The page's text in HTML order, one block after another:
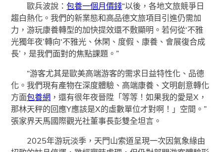
歐兵波說：包養一個月價錢“以後，各地文旅競爭日
趨白熱化。我們的新業態和高品德文旅項目引進仍需加
力，游玩康養轉型的加快提效還不敷顯明。若何從‘不雅
光獨年夜’轉向‘不雅光、休閑、度假、康養、會展復合成
長’，是我們面對的焦點課題。”
“游客尤其是歐美高端游客的需求日益特性化、品德
化。我們現有產物在深度體驗、高端康養、文明創意轉化
方面包養網 ，還有很年夜晉陞「等等！如果我的愛是X，
那林天秤的回應Y應該是X的虛數單位才對啊！」空間。”
張家界天馬國際觀光社董事長彭雙全坦言。
2025年游玩淡季，天門山索道呈現一次因氣象緣由